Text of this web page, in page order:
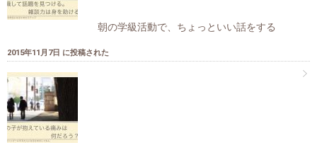
朝の学級活動で、ちょっといい話をする
2015年11月7日 に投稿された